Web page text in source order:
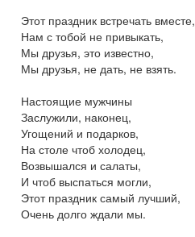
Этот праздник встречать вместе,
Нам с тобой не привыкать,
Мы друзья, это известно,
Мы друзья, не дать, не взять.
Настоящие мужчины
Заслужили, наконец,
Угощений и подарков,
На столе чтоб холодец,
Возвышался и салаты,
И чтоб выспаться могли,
Этот праздник самый лучший,
Очень долго ждали мы.